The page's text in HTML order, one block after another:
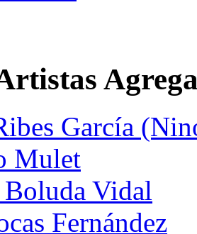
García
Mulet
Vidal
Fernández